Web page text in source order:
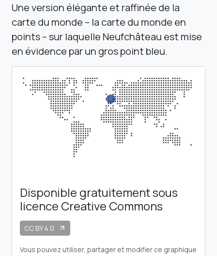
Une version élégante et raffinée de la
carte du monde – la carte du monde en
points – sur laquelle Neufchâteau est mise
en évidence par un gros point bleu.
Disponible gratuitement sous
licence Creative Commons
CC BY 4.0 arrow_outward
Vous pouvez utiliser, partager et modifier ce graphique